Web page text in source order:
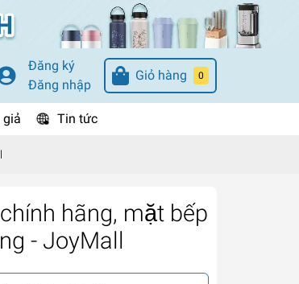
Đăng ký
Đăng nhập
Giỏ hàng 0
giả Tin tức
hãng, mặt bếp
- JoyMall